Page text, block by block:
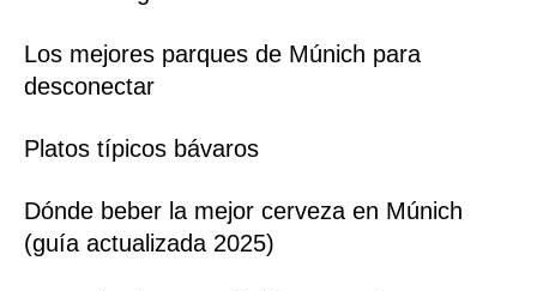
Los mejores parques de Múnich para
desconectar
Platos típicos bávaros
Dónde beber la mejor cerveza en Múnich
(guía actualizada 2025)